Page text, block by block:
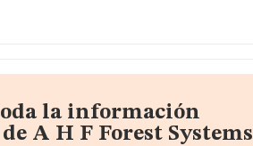
la información
A H F Forest Systems